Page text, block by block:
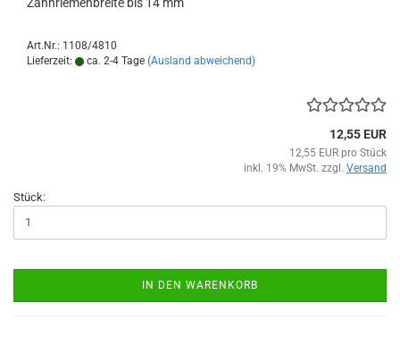
Art.Nr.: 1108/4810
Lieferzeit:
ca. 2-4 Tage (Ausland abweichend)
12,55 EUR
12,55 EUR pro Stück
inkl. 19% MwSt. zzgl. Versand
Stück:
IN DEN WARENKORB